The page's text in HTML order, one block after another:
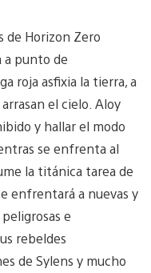
de Horizon Zero
a punto de
roja asfixia la tierra, a
el cielo. Aloy
y hallar el modo
se enfrenta al
la titánica tarea de
enfrentará a nuevas y
e
rebeldes
de Sylens y mucho